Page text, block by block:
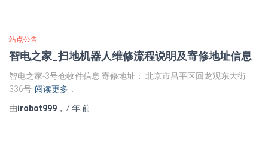
站点公告
智电之家_扫地机器人维修流程说明及寄修地址信息
智电之家-3号仓收件信息 寄修地址： 北京市昌平区回龙观东大街
336号 阅读更多…
由irobot999 ， 7 年前